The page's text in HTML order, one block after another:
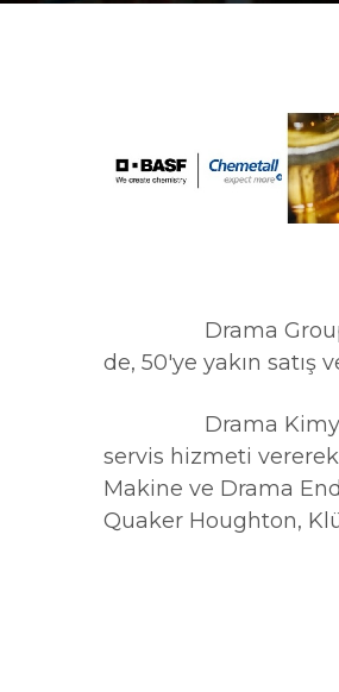
Drama Group
de, 50'ye yakın
Drama Kimya
servis hizmeti vererek
Makine ve Drama
Quaker Houghton,